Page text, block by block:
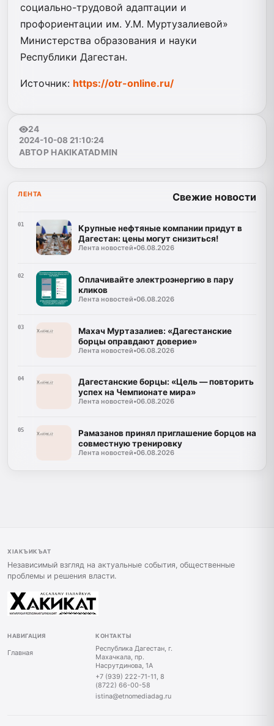
социально-трудовой адаптации и
профориентации им. У.М. Муртузалиевой»
Министерства образования и науки
Республики Дагестан.
Источник: https://otr-online.ru/
24
2024-10-08 21:10:24
АВТОР HAKIKATADMIN
ЛЕНТА Свежие новости
01
Крупные нефтяные компании придут в
Дагестан: цены могут снизиться!
Лента новостей•06.08.2026
02
Оплачивайте электроэнергию в пару
кликов
Лента новостей•06.08.2026
03
Махач Муртазалиев: «Дагестанские
борцы оправдают доверие»
Лента новостей•06.08.2026
04
Дагестанские борцы: «Цель — повторить
успех на Чемпионате мира»
Лента новостей•06.08.2026
05
Рамазанов принял приглашение борцов на
совместную тренировку
Лента новостей•06.08.2026
ХIАКЪИКЪАТ
Независимый взгляд на актуальные события, общественные
проблемы и решения власти.
НАВИГАЦИЯ
Главная
КОНТАКТЫ
Республика Дагестан, г.
Махачкала, пр.
Насрутдинова, 1А
+7 (939) 222-71-11, 8
(8722) 66-00-58
istina@etnomediadag.ru